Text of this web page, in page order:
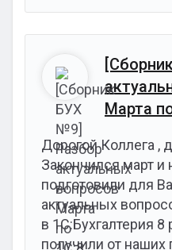
Марта
Дорогой Коллега ,
Закончился март
подготовили для
актуальных
в 1С:Бухгалтерия
получили от наших